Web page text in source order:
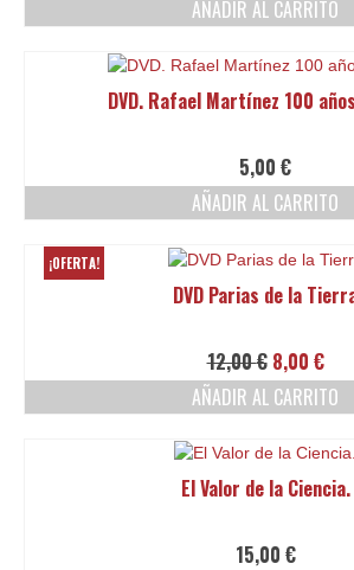
AÑADIR AL CARRITO
DVD. Rafael Martínez 100
5,00 €
AÑADIR AL CARRITO
¡OFERTA!
DVD Parias de la
12,00€ El
precio
original
12,00 €.
8,00 €El
AÑADIR AL CARRITO
El Valor de la Ciencia.
15,00 €